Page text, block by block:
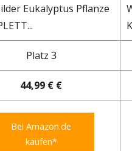
Eukalyptus Pflanze
Platz 3
44,99 € €
Bei Amazon.de
kaufen*